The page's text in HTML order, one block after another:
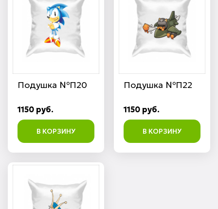
Подушка №П20
1150 руб.
В КОРЗИНУ
Подушка №П22
1150 руб.
В КОРЗИНУ